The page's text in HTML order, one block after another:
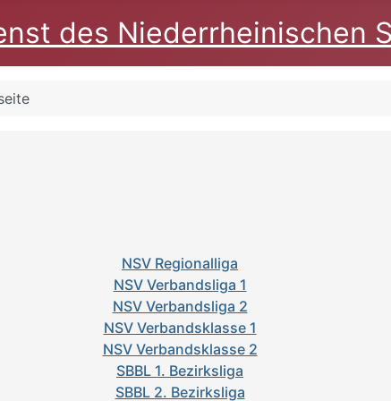
des Niederrheinischen
NSV Regionalliga
NSV Verbandsliga 1
NSV Verbandsliga 2
NSV Verbandsklasse 1
NSV Verbandsklasse 2
SBBL 1. Bezirksliga
SBBL 2. Bezirksliga